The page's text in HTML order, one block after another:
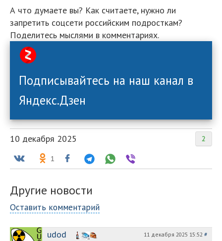
А что думаете вы? Как считаете, нужно ли
запретить соцсети российским подросткам?
Поделитесь мыслями в комментариях.
Подписывайтесь на наш канал в
Яндекс.Дзен
2
10 декабря 2025
1
Другие новости
Оставить комментарий
udod 11 декабря 2025 15:52 #